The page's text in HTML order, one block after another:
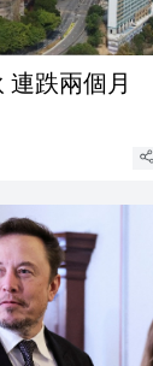
【港樓】8月私宅落成量錄97伙 連跌兩個月